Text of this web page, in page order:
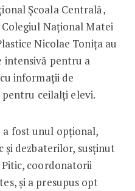
Școala Centrală,
Național Matei
Nicolae Tonița au
intensivă pentru a
informații de
ceilalți elevi.
fost unul opțional,
dezbaterilor, susținut
Pitic, coordonatorii
și a presupus opt